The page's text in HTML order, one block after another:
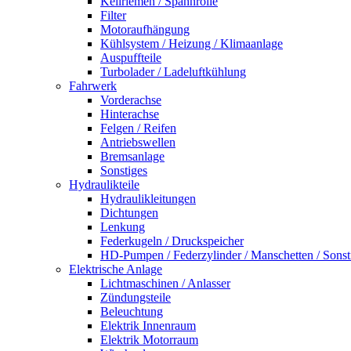
Filter
Motoraufhängung
Kühlsystem / Heizung / Klimaanlage
Auspuffteile
Turbolader / Ladeluftkühlung
Fahrwerk
Vorderachse
Hinterachse
Felgen / Reifen
Antriebswellen
Bremsanlage
Sonstiges
Hydraulikteile
Hydraulikleitungen
Dichtungen
Lenkung
Federkugeln / Druckspeicher
HD-Pumpen / Federzylinder / Manschetten /
Elektrische Anlage
Lichtmaschinen / Anlasser
Zündungsteile
Beleuchtung
Elektrik Innenraum
Elektrik Motorraum